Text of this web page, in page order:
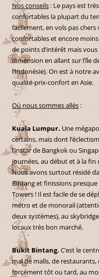
Nos conseils : Le pays est
confortables la plupart du
facilement, en vols pas chers
confortables et encore
de points d’intérêt mais
dimension en allant sur l’île
l’Indonésie). On est à notre
qualité-prix-confort en Asie.
Où nous sommes allés :
Kuala Lumpur. Une
certains, mais dont
l’instar de Bangkok ou
journées, au début et à la
Nous avons surtout résidé
Bintang et finissions
Towers ! Il est facile de se
métro et de monorail
deux systèmes), au
locaux très bon marché.
Bukit Bintang. C’est le
mal de malls, de restaurants,
forcément tôt ou tard, au